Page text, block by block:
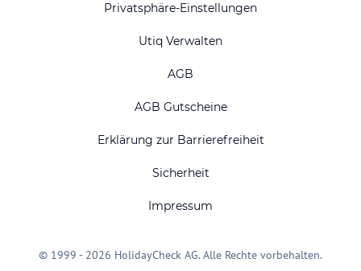
Privatsphäre-Einstellungen
Utiq Verwalten
AGB
AGB Gutscheine
Erklärung zur Barrierefreiheit
Sicherheit
Impressum
© 1999 - 2026 HolidayCheck AG. Alle Rechte vorbehalten.